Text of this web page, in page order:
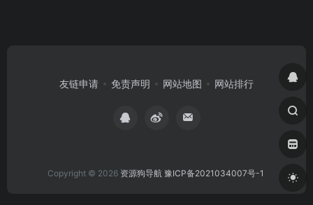
友链申请 免责声明 网站地图 网站排行
Copyright © 2026 资源狗导航 豫ICP备2021034007号-1